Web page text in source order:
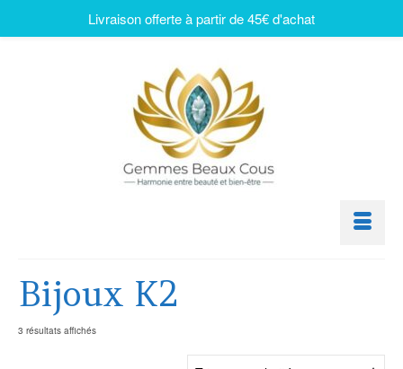
Bijoux K2
3 résultats affichés
Livraison offerte à partir de 45€ d'achat